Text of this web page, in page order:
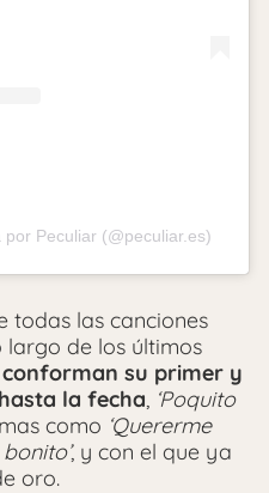
Peculiar (@peculiar.es)
todas las canciones
de los últimos
su primer y
la fecha ‘Poquito
como ‘Quererme
bonito’, y con el que ya
oro.